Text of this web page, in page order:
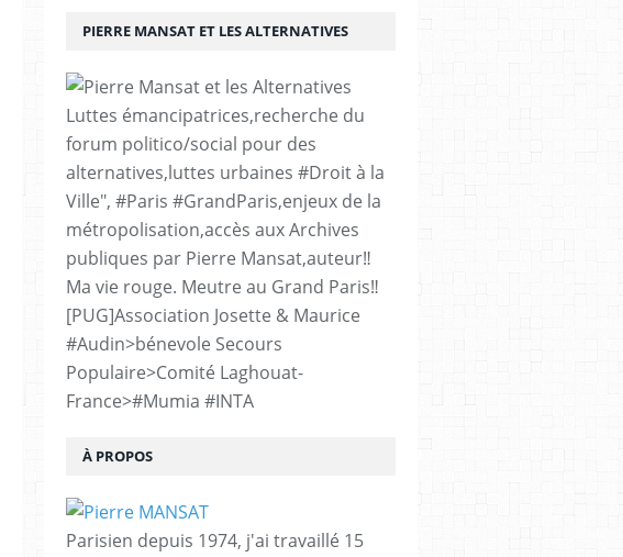
PIERRE MANSAT ET LES ALTERNATIVES
Luttes émancipatrices,recherche du
forum politico/social pour des
alternatives,luttes urbaines #Droit à la
Ville", #Paris #GrandParis,enjeux de la
métropolisation,accès aux Archives
publiques par Pierre Mansat,auteur‼️
Ma vie rouge. Meutre au Grand Paris‼️
[PUG]Association Josette & Maurice
#Audin>bénevole Secours
Populaire>Comité Laghouat-
France>#Mumia #INTA
À PROPOS
Parisien depuis 1974, j'ai travaillé 15